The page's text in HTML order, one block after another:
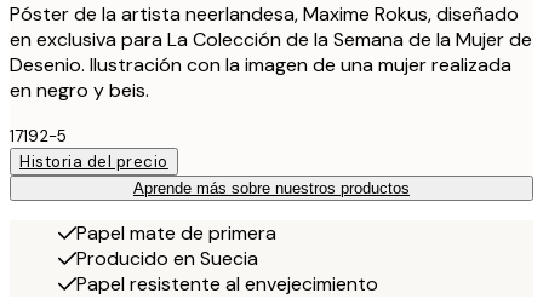
Póster de la artista neerlandesa, Maxime Rokus, diseñado
en exclusiva para La Colección de la Semana de la Mujer de
Desenio. Ilustración con la imagen de una mujer realizada
en negro y beis.
17192-5
Historia del precio
Aprende más sobre nuestros productos
Papel mate de primera
Producido en Suecia
Papel resistente al envejecimiento